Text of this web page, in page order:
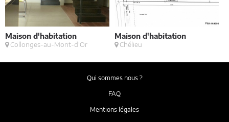
Maison d'habitation
Collonges-au-Mont-d'Or
Maison d'habitation
Chélieu
Qui sommes nous ?
FAQ
Mentions légales